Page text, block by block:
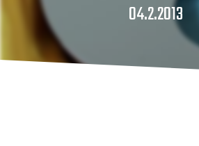
04.2.2013